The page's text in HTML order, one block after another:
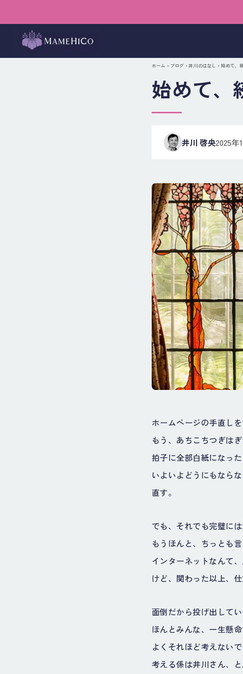
ホーム › ブログ ›井川のはなし › 始めて、
始めて、
井川 啓央2025年
ホームページの手直し
もう、あちこちつぎは
拍子に全部白紙になった
いよいよどうにもなら
直す。
でも、それでも完璧に
もうほんと、ちっとも
インターネットなんて
けど、関わった以上、
面倒だから投げ出して
ほんとみんな、一生懸
よくそれほど考えないで
考える係は井川さん、